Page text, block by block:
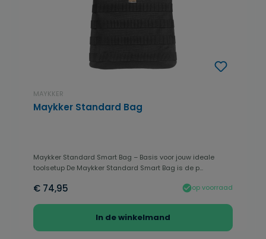
MAYKKER
Maykker Standard Bag
Maykker Standard Smart Bag – Basis voor jouw ideale
toolsetup De Maykker Standard Smart Bag is de p...
€ 74,95 op voorraad
In de winkelmand